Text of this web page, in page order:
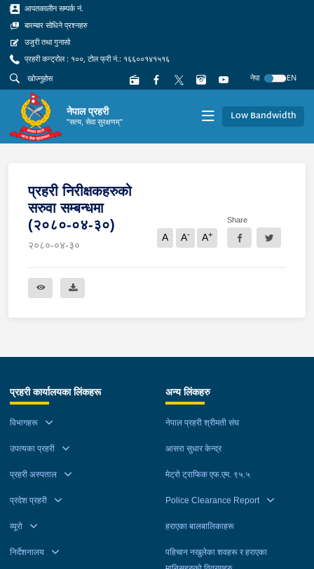
आपतकालीन सम्पर्क नं.
बारम्बार सोधिने प्रश्नहरु
उजुरी तथा गुनासो
प्रहरी कन्ट्रोल : १००, टोल फ्री नं.: १६६००१४१५१६
नेपा
EN
नेपाल प्रहरी
"सत्य, सेवा सुरक्षणम्" Low Bandwidth
प्रहरी निरीक्षकहरुको
सरुवा सम्बन्धमा
(२०८०-०४-३०)
२०८०-०४-३०
A A- A+
Share
प्रहरी कार्यालयका लिंकहरू
विभागहरू
उपत्यका प्रहरी
प्रहरी अस्पताल
प्रदेश प्रहरी
व्यूरो
निर्देशनालय
अन्य लिंकहरु
नेपाल प्रहरी श्रीमती संघ
आसरा सुधार केन्द्र
मेट्रो ट्राफिक एफ.एम. ९५.५
Police Clearance Report
हराएका बालबालिकाहरू
पहिचान नखुलेका शवहरू र हराएका